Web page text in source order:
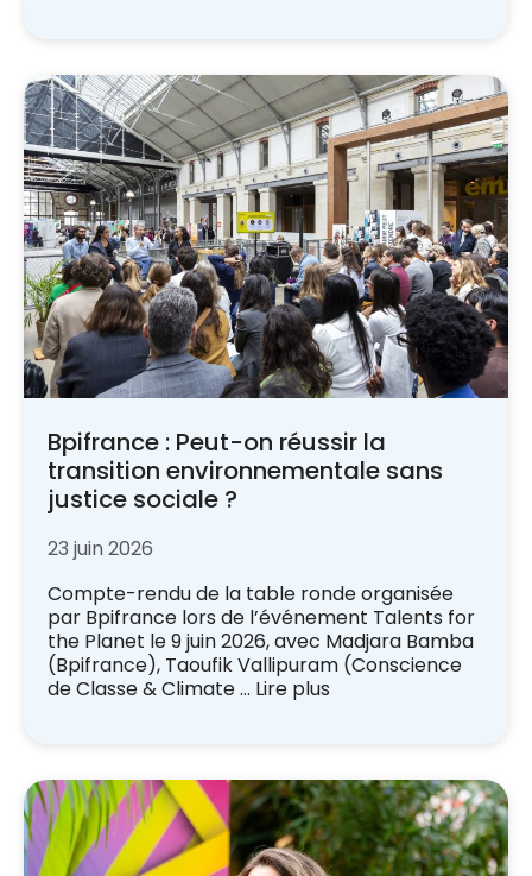
Bpifrance : Peut-on réussir la
transition environnementale sans
justice sociale ?
23 juin 2026
Compte-rendu de la table ronde organisée
par Bpifrance lors de l’événement Talents for
the Planet le 9 juin 2026, avec Madjara Bamba
(Bpifrance), Taoufik Vallipuram (Conscience
de Classe & Climate … Lire plus